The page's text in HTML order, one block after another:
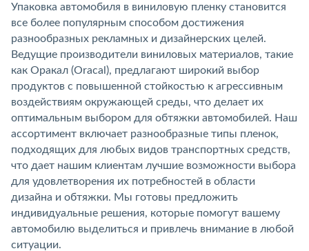
Упаковка автомобиля в виниловую пленку становится
все более популярным способом достижения
разнообразных рекламных и дизайнерских целей.
Ведущие производители виниловых материалов, такие
как Оракал (Oracal), предлагают широкий выбор
продуктов с повышенной стойкостью к агрессивным
воздействиям окружающей среды, что делает их
оптимальным выбором для обтяжки автомобилей. Наш
ассортимент включает разнообразные типы пленок,
подходящих для любых видов транспортных средств,
что дает нашим клиентам лучшие возможности выбора
для удовлетворения их потребностей в области
дизайна и обтяжки. Мы готовы предложить
индивидуальные решения, которые помогут вашему
автомобилю выделиться и привлечь внимание в любой
ситуации.